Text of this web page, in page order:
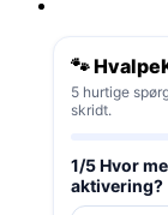
🐾
5 hurtige
skridt.
1/5 Hvor
aktivering?